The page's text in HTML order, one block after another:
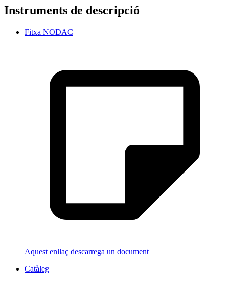
Instruments de descripció
Fitxa NODAC
Aquest enllaç descarrega un document
Catàleg